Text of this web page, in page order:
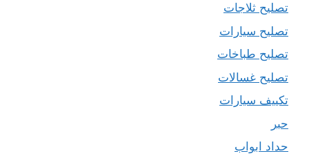
تصليح ثلاجات
تصليح سيارات
تصليح طباخات
تصليح غسالات
تكييف سيارات
حبر
حداد ابواب